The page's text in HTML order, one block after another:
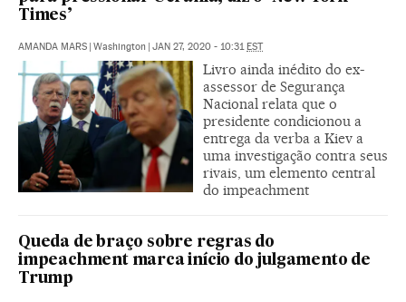
Times’
AMANDA MARS | Washington | JAN 27, 2020 - 10:31 EST
Livro ainda inédito do ex-
assessor de Segurança
Nacional relata que o
presidente condicionou a
entrega da verba a Kiev a
uma investigação contra seus
rivais, um elemento central
do impeachment
Queda de braço sobre regras do
impeachment marca início do julgamento de
Trump